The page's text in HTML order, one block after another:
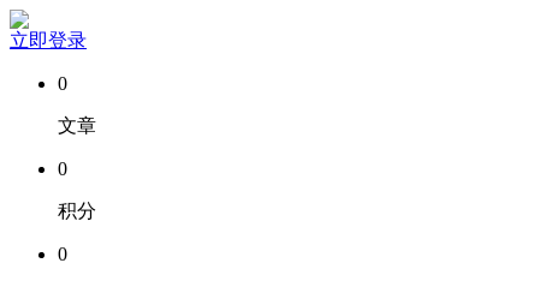
立即登录
0
文章
0
积分
0